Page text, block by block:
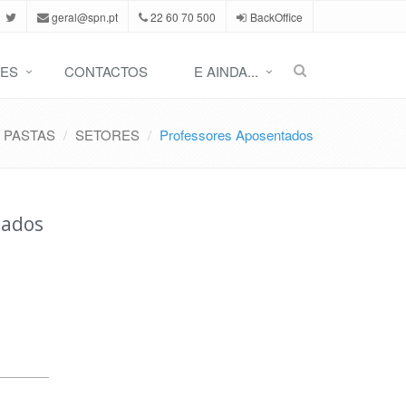
geral@spn.pt 22 60 70 500 BackOffice
CONTACTOS E AINDA...
PASTAS SETORES Professores Aposentados